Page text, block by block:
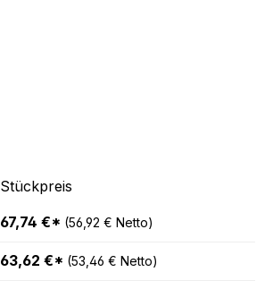
Stückpreis
67,74 €* (56,92 € Netto)
63,62 €* (53,46 € Netto)